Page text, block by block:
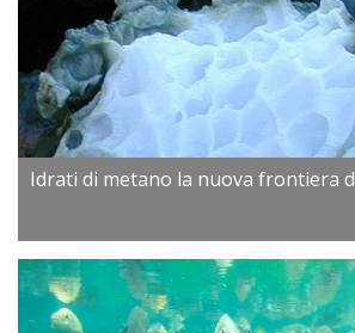
Idrati di metano la nuova frontiera